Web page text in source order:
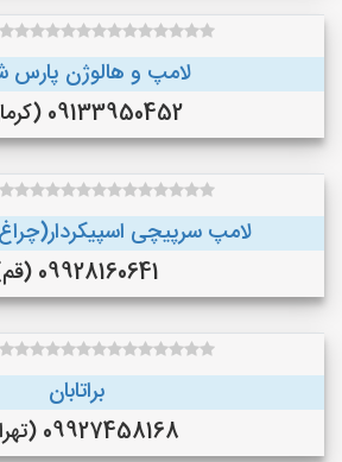
لامپ و هالوژن پارس
09133950452 (کرمان )
لامپ سرپیچی
09928160641 (قم)
براتابان
09927458168 (تهران)